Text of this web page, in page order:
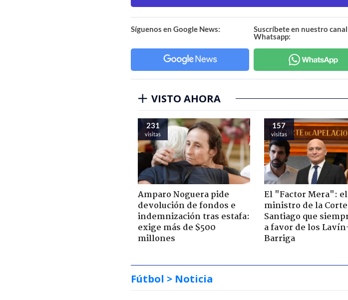
Síguenos en Google News:
Suscríbete en nuestro
Whatsapp:
VISTO AHORA
231
visitas
Amparo Noguera pide
devolución de fondos e
indemnización tras estafa:
exige más de $500
millones
157
visitas
El "Factor Mera": el
ministro de la
Santiago que
a favor de los
Barriga
Fútbol > Noticia